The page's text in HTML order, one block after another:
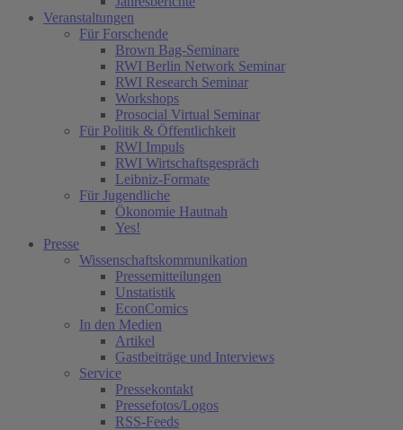
Veranstaltungen
Für Forschende
Brown Bag-Seminare
RWI Berlin Network Seminar
RWI Research Seminar
Workshops
Prosocial Virtual Seminar
Für Politik & Öffentlichkeit
RWI Impuls
RWI Wirtschaftsgespräch
Leibniz-Formate
Für Jugendliche
Ökonomie Hautnah
Yes!
Presse
Wissenschaftskommunikation
Pressemitteilungen
Unstatistik
EconComics
In den Medien
Artikel
Gastbeiträge und Interviews
Service
Pressekontakt
Pressefotos/Logos
RSS-Feeds